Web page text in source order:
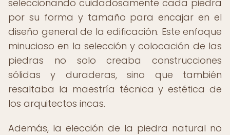
seleccionando cuidadosamente cada piedra
por su forma y tamaño para encajar en el
diseño general de la edificación. Este enfoque
minucioso en la selección y colocación de las
piedras no solo creaba construcciones
sólidas y duraderas, sino que también
resaltaba la maestría técnica y estética de
los arquitectos incas.
Además, la elección de la piedra natural no